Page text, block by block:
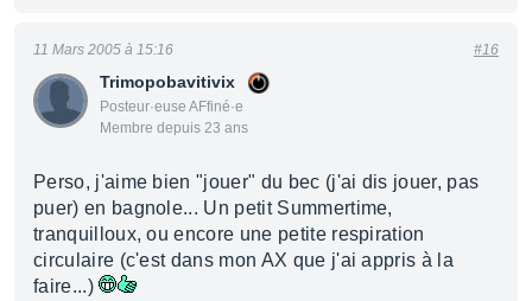
Trimopobavitivix
Posteur·euse AFfiné·e
Membre depuis 23 ans
11 Mars 2005 à 15:16 #16
Perso, j'aime bien "jouer" du bec (j'ai dis jouer, pas
puer) en bagnole... Un petit Summertime,
tranquilloux, ou encore une petite respiration
circulaire (c'est dans mon AX que j'ai appris à la
faire...)